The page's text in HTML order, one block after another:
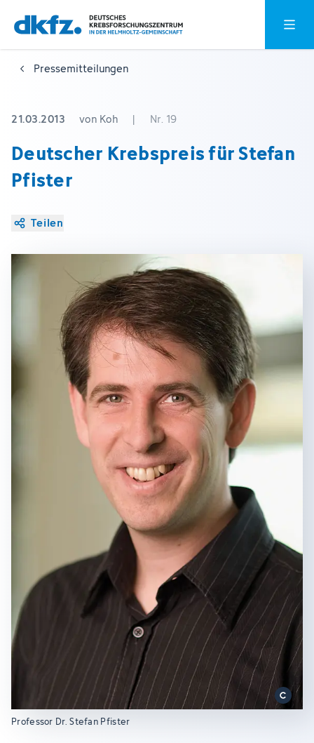
Zum
Hauptinhalt
springen
Zur
Fußzeile
springen
Pressemitteilungen
21.03.2013 von Koh | Nr. 19
Deutscher Krebspreis für Stefan
Pfister
Teilen
Professor Dr. Stefan Pfister